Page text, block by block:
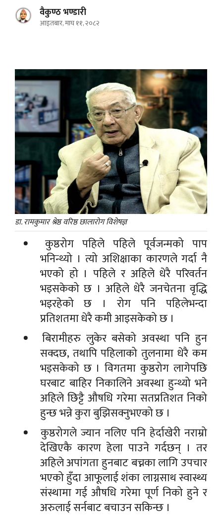
वैकुण्ठ भण्डारी
आइतबार, माघ ११, २०८२
डा. रामकुमार श्रेष्ठ वरिष्ठ छालारोग विशेषज्ञ
कुष्ठरोग पहिले पहिले पूर्वजन्मको पाप
भनिन्थ्यो । त्यो अशिक्षाका कारणले गर्दा नै
भएको हो । पहिले र अहिले धेरै परिवर्तन
भइसकेको छ । अहिले धेरै जनचेतना वृद्धि
भइरहेको छ । रोग पनि पहिलेभन्दा
प्रतिशतमा धेरै कमी आइसकेको छ ।
बिरामीहरु लुकेर बसेको अवस्था पनि हुन
सक्दछ, तथापि पहिलाको तुलनामा धेरै कम
भइसकेको छ । विगतमा कुष्ठरोग लागेपछि
घरबाट बाहिर निकालिने अवस्था हुन्थ्यो भने
अहिले छिट्टै औषधि गरेमा सतप्रतिशत निको
हुन्छ भन्ने कुरा बुझिसक्नुभएको छ ।
कुष्ठरोगले ज्यान नलिए पनि हेर्दाखेरी नराम्रो
देखिएकै कारण हेला पाउने गर्दछन् । तर
अहिले अपांगता हुनबाट बच्नका लागि उपचार
भएको हुँदा आफूलाई शंका लाग्नसाथ स्वास्थ्य
संस्थामा गई औषधि गरेमा पूर्ण निको हुने र
अरुलाई सर्नबाट बचाउन सकिन्छ ।